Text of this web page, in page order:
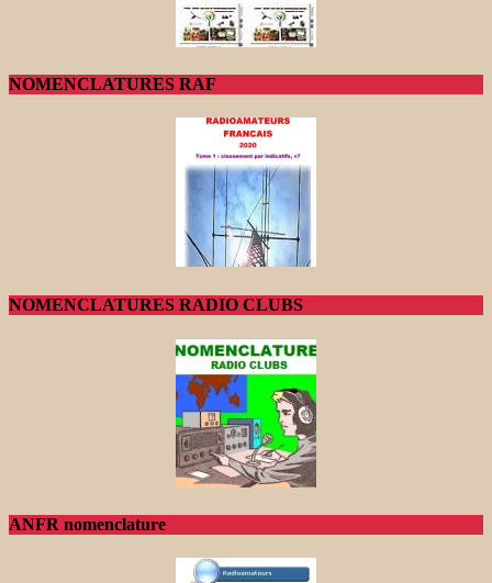
NOMENCLATURES RAF
NOMENCLATURES RADIO CLUBS
ANFR nomenclature